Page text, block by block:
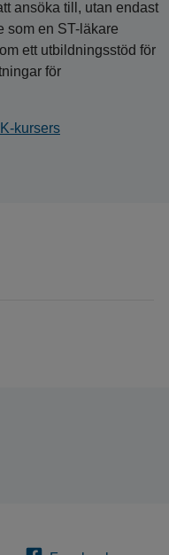
ansöka till, utan endast
som en ST-läkare
ett utbildningsstöd för
för
kursers